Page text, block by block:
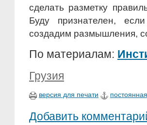
сделать разметку
Буду признателен,
создадим размышления,
По материалам:
Грузия
версия для печати
Добавить